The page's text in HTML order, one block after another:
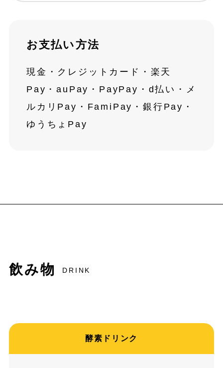
お支払い方法
現金・クレジットカード・楽天
Pay・auPay・PayPay・d払い・メ
ルカリPay・FamiPay・銀行Pay・
ゆうちょPay
飲み物 DRINK
酵素ドリンク